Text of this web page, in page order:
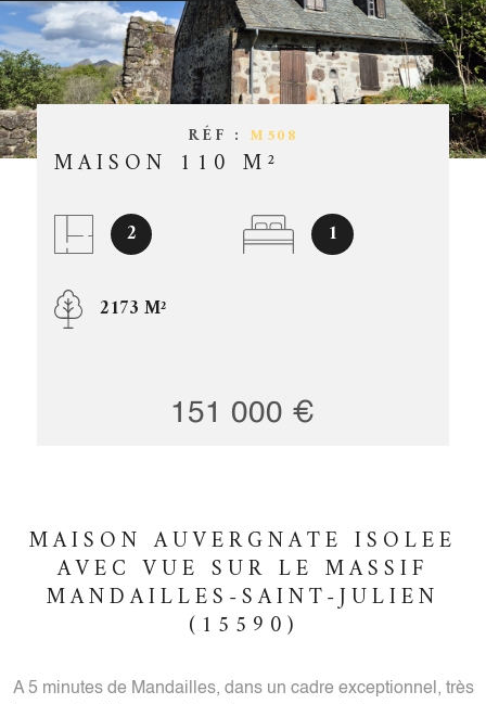
ALERTE E-
GESTION
RÉF : M508
MAISON 110 M²
2 1
2173 M²
151 000 €
MAISON AUVERGNATE ISOLEE
AVEC VUE SUR LE MASSIF
MANDAILLES-SAINT-JULIEN
(15590)
A 5 minutes de Mandailles, dans un cadre exceptionnel, très
CHAMPS
TEXTE
CHAMPS
TEXTE
RÉFÉRENCE
PARTICULARITÉ